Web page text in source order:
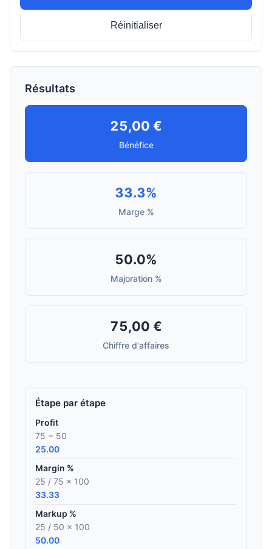
Réinitialiser
Résultats
25,00 €
Bénéfice
33.3%
Marge %
50.0%
Majoration %
75,00 €
Chiffre d'affaires
Étape par étape
Profit
75 − 50
25.00
Margin %
25 / 75 × 100
33.33
Markup %
25 / 50 × 100
50.00